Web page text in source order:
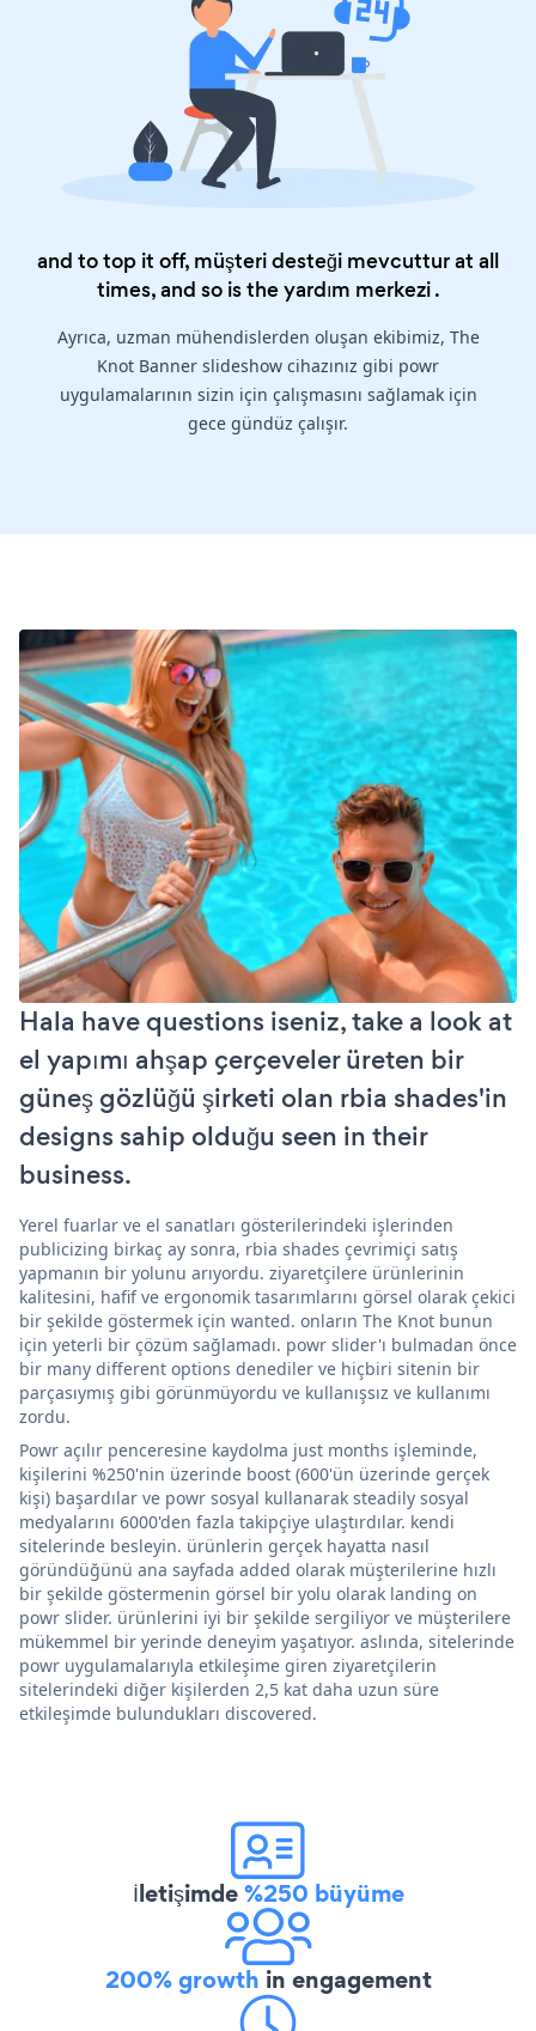
and to top it off, müşteri desteği mevcuttur at all
times, and so is theyardım merkezi.
Ayrıca, uzman mühendislerden oluşan ekibimiz, The
Knot Banner slideshow cihazınız gibi powr
uygulamalarının sizin için çalışmasını sağlamak için
gece gündüz çalışır.
Hala have questions iseniz, take a look at
el yapımı ahşap çerçeveler üreten bir
güneş gözlüğü şirketi olan rbia shades'in
designs sahip olduğu seen in their
business.
Yerel fuarlar ve el sanatları gösterilerindeki işlerinden
publicizing birkaç ay sonra, rbia shades çevrimiçi satış
yapmanın bir yolunu arıyordu. ziyaretçilere ürünlerinin
kalitesini, hafif ve ergonomik tasarımlarını görsel olarak çekici
bir şekilde göstermek için wanted. onların The Knot bunun
için yeterli bir çözüm sağlamadı. powr slider'ı bulmadan önce
bir many different options denediler ve hiçbiri sitenin bir
parçasıymış gibi görünmüyordu ve kullanışsız ve kullanımı
zordu.
Powr açılır penceresine kaydolma just months işleminde,
kişilerini %250'nin üzerinde boost (600'ün üzerinde gerçek
kişi) başardılar ve powr sosyal kullanarak steadily sosyal
medyalarını 6000'den fazla takipçiye ulaştırdılar. kendi
sitelerinde besleyin. ürünlerin gerçek hayatta nasıl
göründüğünü ana sayfada added olarak müşterilerine hızlı
bir şekilde göstermenin görsel bir yolu olarak landing on
powr slider. ürünlerini iyi bir şekilde sergiliyor ve müşterilere
mükemmel bir yerinde deneyim yaşatıyor. aslında, sitelerinde
powr uygulamalarıyla etkileşime giren ziyaretçilerin
sitelerindeki diğer kişilerden 2,5 kat daha uzun süre
etkileşimde bulundukları discovered.
İletişimde%250 büyüme
200% growth in engagement